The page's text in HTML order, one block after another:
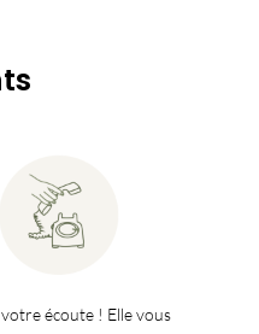
écoute ! Elle vous